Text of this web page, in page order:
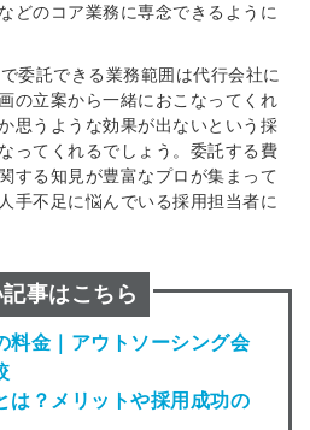
どのコア業務に専念できるように
委託できる業務範囲は代行会社に
の立案から一緒におこなってくれ
思うような効果が出ないという採
ってくれるでしょう。委託する費
する知見が豊富なプロが集まって
手不足に悩んでいる採用担当者に
事はこちら
料金｜アウトソーシング会
は？メリットや採用成功の